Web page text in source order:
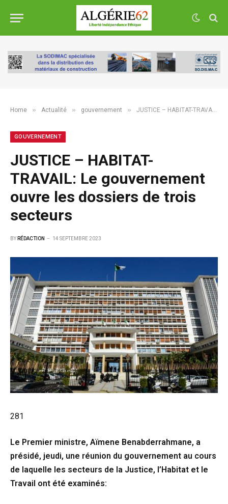
Home » Actualité » gouvernement » JUSTICE – HABITAT-TRAVAIL: Le gouvernement ouvre les dossiers de trois secteurs
GOUVERNEMENT
JUSTICE – HABITAT-
TRAVAIL: Le gouvernement
ouvre les dossiers de trois
secteurs
BY RÉDACTION 14 SEPTEMBRE 2023
281
Le Premier ministre, Aïmene Benabderrahmane, a
présidé, jeudi, une réunion du gouvernement au cours
de laquelle les secteurs de la Justice, l’Habitat et le
Travail ont été examinés: